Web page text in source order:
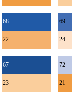
68
22
69
24
67
23
72
21